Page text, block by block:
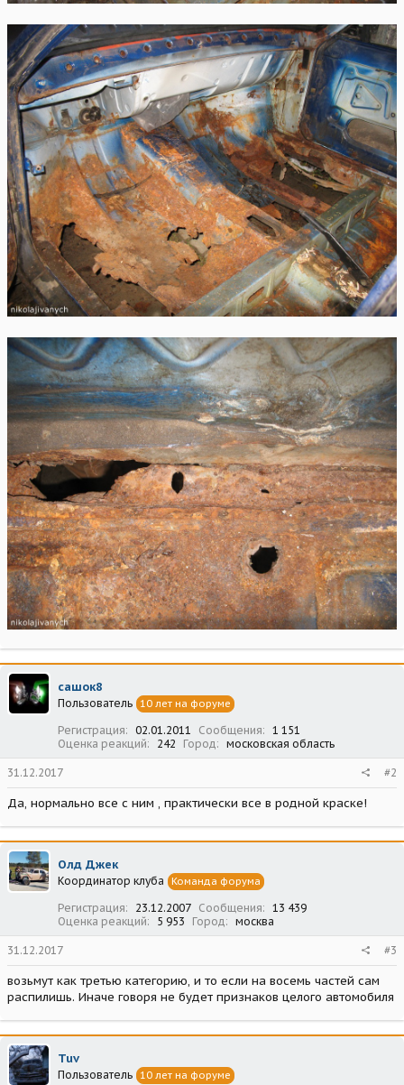
сашок8
Пользователь 10 лет на форуме
Регистрация 02.01.2011 Сообщения
1 151
Оценка реакций
242 Город московская область
31.12.2017 #2
Да, нормально все с ним , практически все в родной краске!
Олд Джек
Координатор клуба Команда форума
Регистрация 23.12.2007 Сообщения
13 439
Оценка реакций
5 953 Город москва
31.12.2017 #3
возьмут как третью категорию, и то если на восемь частей сам
распилишь. Иначе говоря не будет признаков целого автомобиля
Tuv
Пользователь 10 лет на форуме